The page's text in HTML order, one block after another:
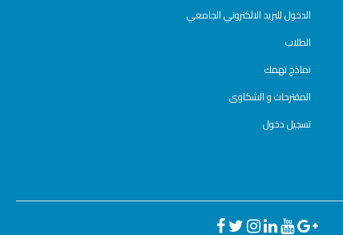
الدخول للبريد الالكتروني الجامعي
الطلاب
نماذج تهمك
المقترحات و الشكاوى
تسجيل دخول